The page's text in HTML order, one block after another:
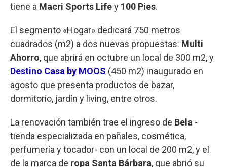
tiene a Macri Sports Lifey 100 Pies.
El segmento «Hogar» dedicará 750 metros
cuadrados (m2) a dos nuevas propuestas: Multi
Ahorro, que abrirá en octubre un local de 300 m2, y
Destino Casa by MOOS (450 m2) inaugurado en
agosto que presenta productos de bazar,
dormitorio, jardín y living, entre otros.
La renovación también trae el ingreso de Bela -
tienda especializada en pañales, cosmética,
perfumería y tocador- con un local de 200 m2, y el
de la marca de ropa Santa Bárbara, que abrió su